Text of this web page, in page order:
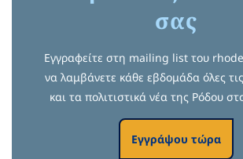
σας
Εγγραφείτε στη mailing list του
να λαμβάνετε κάθε εβδομάδα όλες
και τα πολιτιστικά νέα της Ρόδου
Εγγράψου τώρα